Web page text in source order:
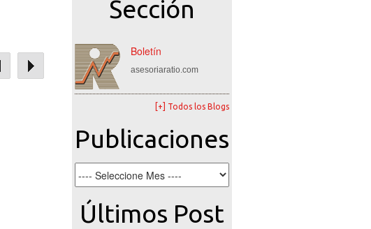
Sección
Boletín
asesoriaratio.com
[+] Todos los Blogs
Publicaciones
Últimos Post